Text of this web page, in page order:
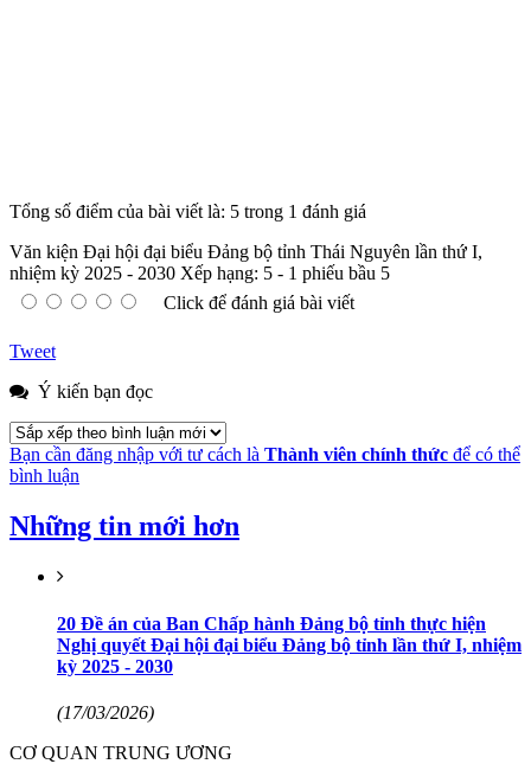
Tổng số điểm của bài viết là: 5 trong 1 đánh giá
Văn kiện Đại hội đại biểu Đảng bộ tỉnh Thái Nguyên lần thứ I,
nhiệm kỳ 2025 - 2030 Xếp hạng: 5 - 1 phiếu bầu 5
Click để đánh giá bài viết
Tweet
Ý kiến bạn đọc
Bạn cần đăng nhập với tư cách là Thành viên chính thức để có thể
bình luận
Những tin mới hơn
20 Đề án của Ban Chấp hành Đảng bộ tỉnh thực hiện
Nghị quyết Đại hội đại biểu Đảng bộ tỉnh lần thứ I, nhiệm
kỳ 2025 - 2030
(17/03/2026)
CƠ QUAN TRUNG ƯƠNG